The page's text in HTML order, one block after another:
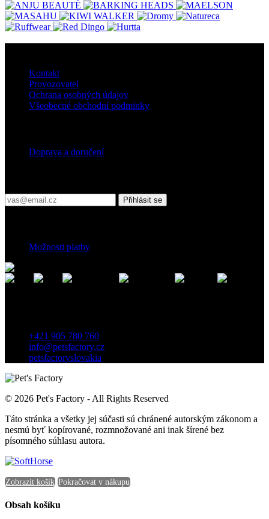
Kontakt
Provozovatel
Ochrana osobných údajov
Všeobecné obchodní podmínky
Doprava a doručení
Přihlásit se
Možnosti platby
+421 905 780 760
info@petsfactory.cz
petsfactoryslovakia
© 2026 Pet's Factory - All Rights Reserved
Táto stránka a všetky jej súčasti sú chránené autorským zákonom a
nesmú byť kopírované, rozmnožované ani inak šírené bez
písomného súhlasu autora.
Zobrazit košík Pokračovat v nákupu
Obsah košíku